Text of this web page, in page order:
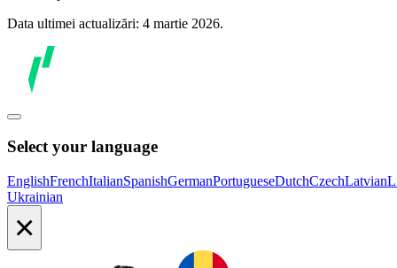
Data ultimei actualizări: 4 martie 2026.
Select your language
EnglishFrenchItalianSpanishGermanPortugueseDutchCzechLatvian
Ukrainian
×